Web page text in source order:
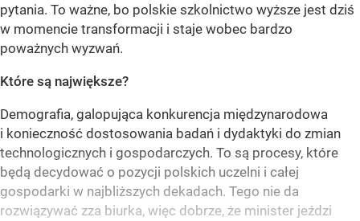
pytania. To ważne, bo polskie szkolnictwo wyższe jest dziś
w momencie transformacji i staje wobec bardzo
poważnych wyzwań.
Które są największe?
Demografia, galopująca konkurencja międzynarodowa
i konieczność dostosowania badań i dydaktyki do zmian
technologicznych i gospodarczych. To są procesy, które
będą decydować o pozycji polskich uczelni i całej
gospodarki w najbliższych dekadach. Tego nie da
rozwiązywać zza biurka, więc dobrze, że minister jeździ